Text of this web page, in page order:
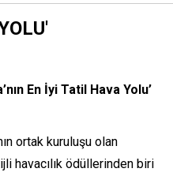
En İyi Tatil Hava Yolu’
ortak kuruluşu olan
havacılık ödüllerinden biri